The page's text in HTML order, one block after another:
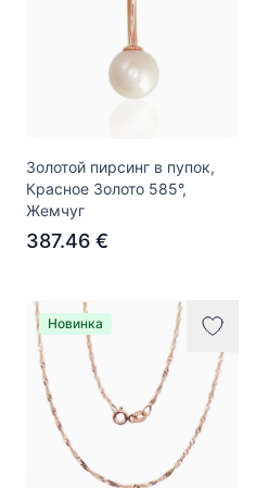
Золотой пирсинг в пупок,
Красное Золото 585°,
Жемчуг
387.46 €
Новинка